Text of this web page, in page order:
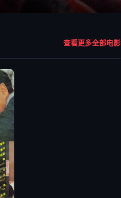
查看更多全部电影